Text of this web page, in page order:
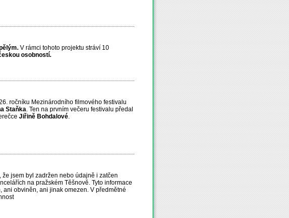
V rámci tohoto projektu stráví 10
osobností.
ročníku Mezinárodního filmového festivalu
Staňka. Ten na prvním večeru festivalu předal
Jiřině Bohdalové.
jsem byl zadržen nebo údajně i zatčen
na pražském Těšnově. Tyto informace
obviněn, ani jinak omezen. V předmětné